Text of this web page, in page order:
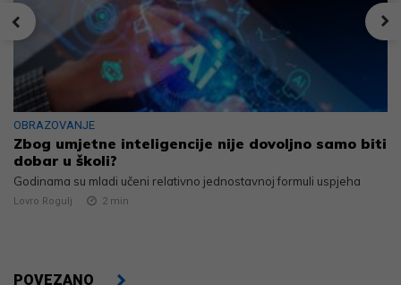
OBRAZOVANJE
Zbog umjetne inteligencije nije dovoljno samo biti
dobar u školi?
Godinama su mladi učeni relativno jednostavnoj formuli uspjeha
Lovro Rogulj 2 min
POVEZANO